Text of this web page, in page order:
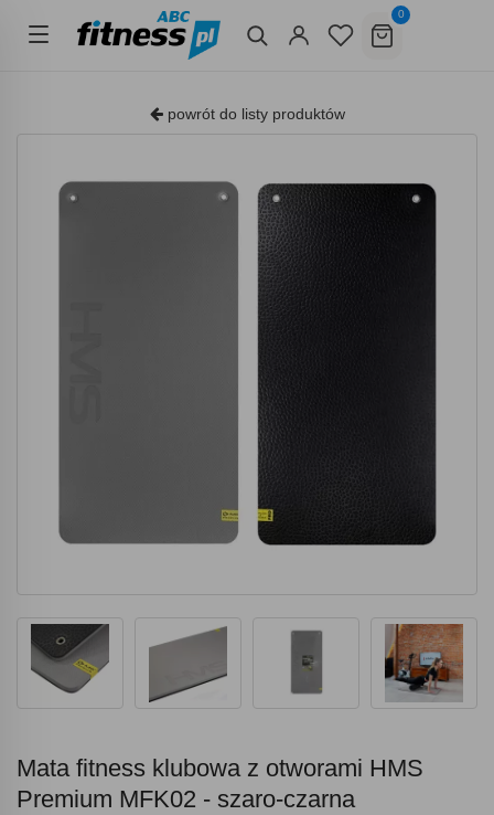
0
powrót do listy produktów
Mata fitness klubowa z otworami HMS
Premium MFK02 - szaro-czarna